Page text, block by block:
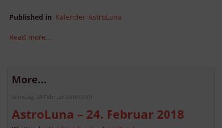
Published in Kalender-AstroLuna
Read more...
More...
Samstag, 24 Februar 2018 00:01
AstroLuna – 24. Februar 2018